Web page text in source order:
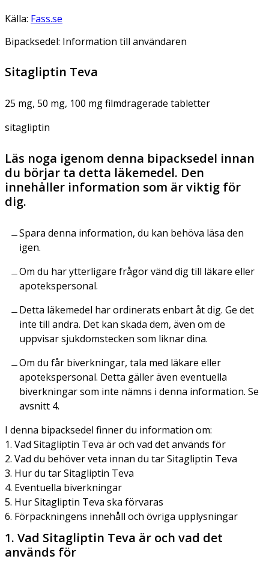
Källa: Fass.se
Bipacksedel: Information till användaren
Sitagliptin Teva
25 mg, 50 mg, 100 mg filmdragerade tabletter
sitagliptin
Läs noga igenom denna bipacksedel innan
du börjar ta detta läkemedel. Den
innehåller information som är viktig för
dig.
Spara denna information, du kan behöva läsa den
igen.
Om du har ytterligare frågor vänd dig till läkare eller
apotekspersonal.
Detta läkemedel har ordinerats enbart åt dig. Ge det
inte till andra. Det kan skada dem, även om de
uppvisar sjukdomstecken som liknar dina.
Om du får biverkningar, tala med läkare eller
apotekspersonal. Detta gäller även eventuella
biverkningar som inte nämns i denna information. Se
avsnitt 4.
I denna bipacksedel finner du information om:
1. Vad Sitagliptin Teva är och vad det används för
2. Vad du behöver veta innan du tar Sitagliptin Teva
3. Hur du tar Sitagliptin Teva
4. Eventuella biverkningar
5. Hur Sitagliptin Teva ska förvaras
6. Förpackningens innehåll och övriga upplysningar
1. Vad Sitagliptin Teva är och vad det
används för